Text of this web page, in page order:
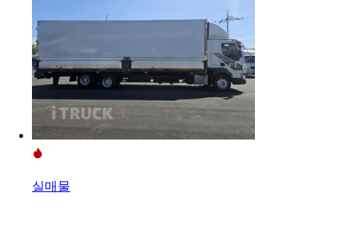
실매물